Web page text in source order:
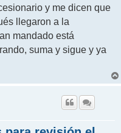
y me dicen que
llegaron a la
mandado está
suma y sigue y ya